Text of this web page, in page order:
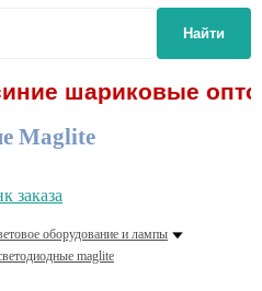
Найти
шариковые
Maglite
заказа
оборудование и лампы
maglite